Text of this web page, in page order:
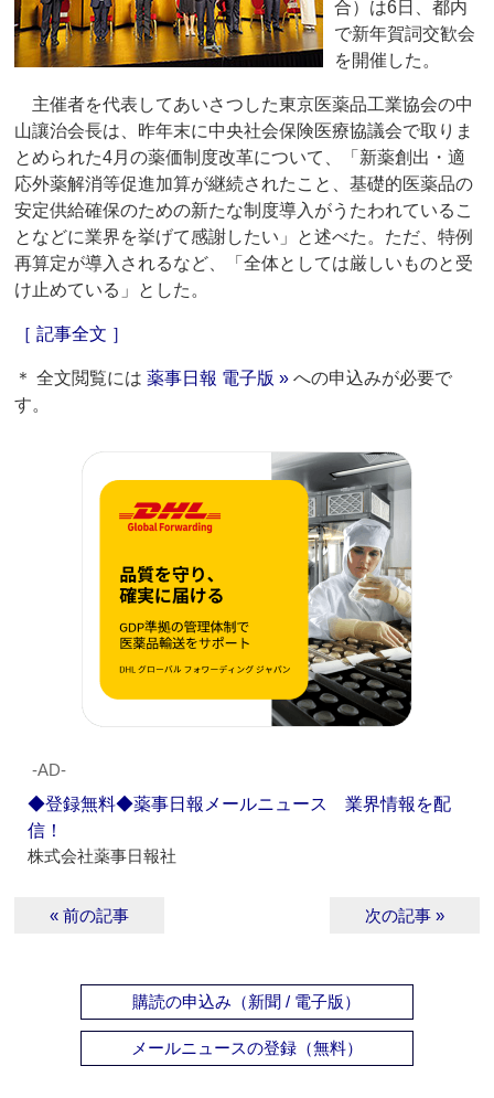
合）は6日、都内
で新年賀詞交歓会
を開催した。
主催者を代表してあいさつした東京医薬品工業協会の中
山讓治会長は、昨年末に中央社会保険医療協議会で取りま
とめられた4月の薬価制度改革について、「新薬創出・適
応外薬解消等促進加算が継続されたこと、基礎的医薬品の
安定供給確保のための新たな制度導入がうたわれているこ
となどに業界を挙げて感謝したい」と述べた。ただ、特例
再算定が導入されるなど、「全体としては厳しいものと受
け止めている」とした。
［ 記事全文 ］
＊ 全文閲覧には薬事日報 電子版 » への申込みが必要で
す。
‐AD‐
◆登録無料◆薬事日報メールニュース 業界情報を配
信！
株式会社薬事日報社
« 前の記事 次の記事 »
購読の申込み（新聞 / 電子版）
メールニュースの登録（無料）